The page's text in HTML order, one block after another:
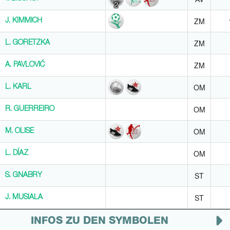
2
J. KIMMICH ZM
L. GORETZKA ZM
A. PAVLOVIĆ ZM
L. KARL OM
R. GUERREIRO OM
M. OLISE OM
L. DÍAZ OM
S. GNABRY ST
J. MUSIALA ST
J. KIMMICH
L. GORETZKA
A. PAVLOVIĆ
L. KARL
R. GUERREIRO
M. OLISE
L. DÍAZ
S. GNABRY
J. MUSIALA
INFOS ZU DEN SYMBOLEN